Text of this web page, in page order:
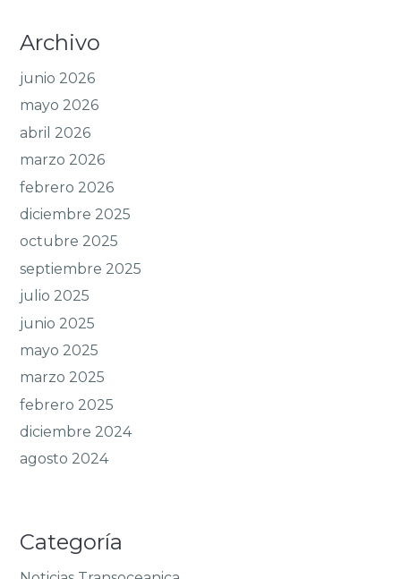
Archivo
junio 2026
mayo 2026
abril 2026
marzo 2026
febrero 2026
diciembre 2025
octubre 2025
septiembre 2025
julio 2025
junio 2025
mayo 2025
marzo 2025
febrero 2025
diciembre 2024
agosto 2024
Categoría